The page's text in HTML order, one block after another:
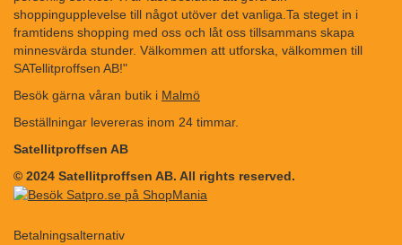
shoppingupplevelse till något utöver det vanliga.Ta steget in i
framtidens shopping med oss och låt oss tillsammans skapa
minnesvärda stunder. Välkommen att utforska, välkommen till
SATellitproffsen AB!"
Besök gärna våran butik i Malmö
Beställningar levereras inom 24 timmar.
Satellitproffsen AB
© 2024 Satellitproffsen AB. All rights reserved.
Betalningsalternativ